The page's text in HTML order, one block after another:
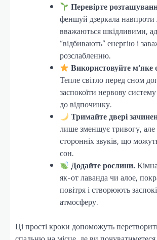
Перевірте
феншуй дзеркала навпроти
вважаються шкідливими,
“відбивають” енергію і
розслабленню.
Використовуйте м’яке
Тепле світло перед сном
заспокоїти нервову
до відпочинку.
Тримайте двері
лише зменшує тривогу, але
сторонніх звуків, що
сон.
Додайте рослини.
як-от лаванда чи алое,
повітря і створюють
атмосферу.
Ці прості кроки допоможуть